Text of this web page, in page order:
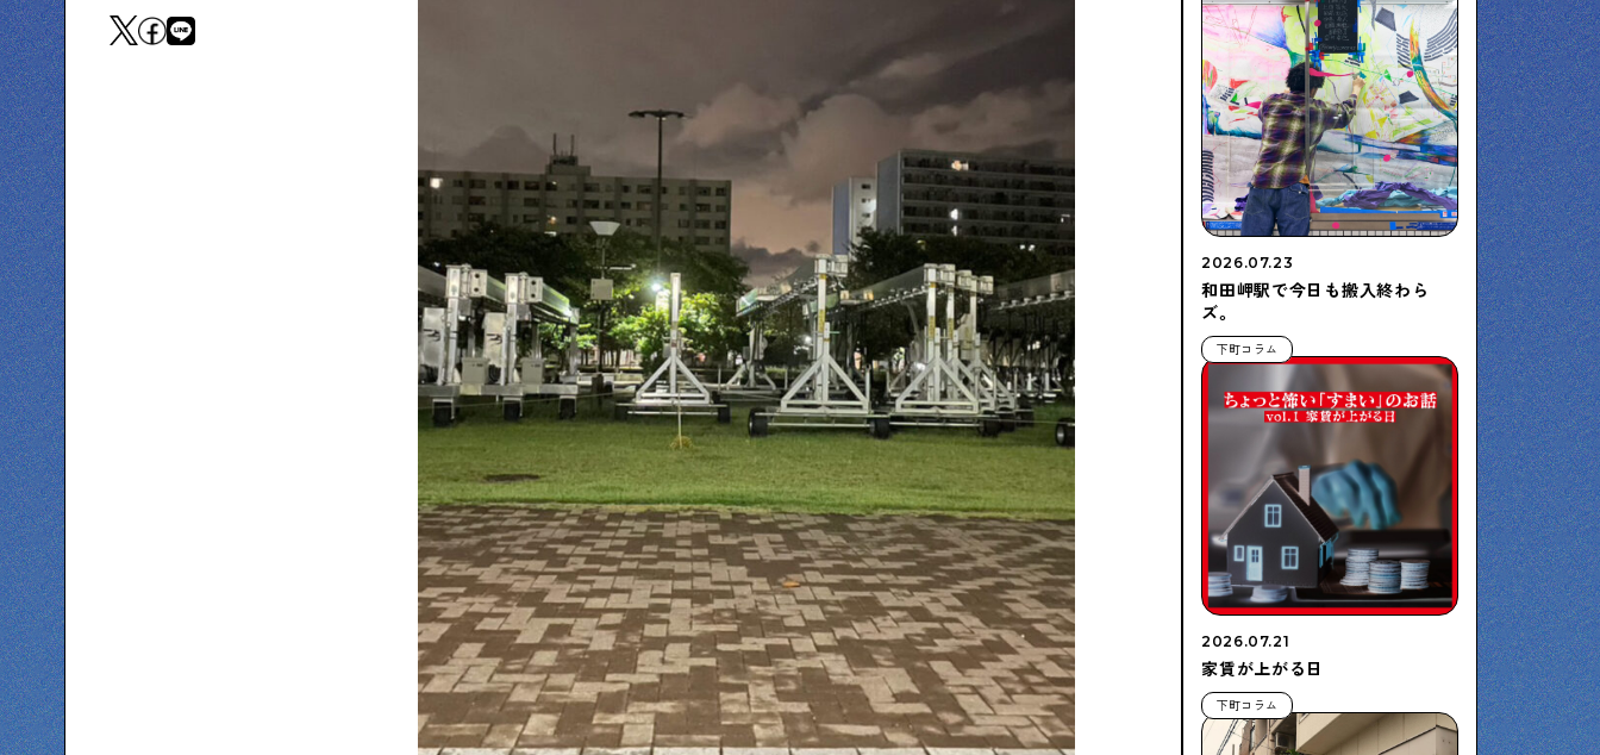
下町コラム
シタマチコウベについて 下町カレンダー 下町START UP 週刊下町日和 Stay Home 下町寫眞
2026.07.23
和田岬駅で今日も搬入終わら
ズ。
下町コラム
2026.07.21
家賃が上がる日
下町コラム